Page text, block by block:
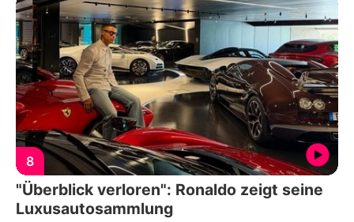
8
"Überblick verloren": Ronaldo zeigt seine
Luxusautosammlung